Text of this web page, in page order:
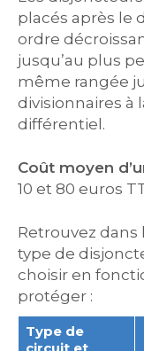
placés après le
ordre
jusqu’au plus
même rangée
divisionnaires à
différentiel.
Coût moyen
10 et 80 euros
Retrouvez dans
type de
choisir en
protéger :
Type de